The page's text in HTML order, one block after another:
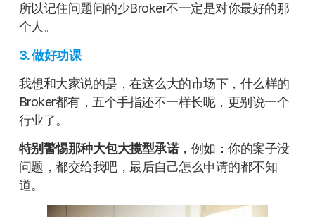
所以记住问题问的少Broker不一定是对你最好的那
个人。
3. 做好功课
我想和大家说的是，在这么大的市场下，什么样的
Broker都有，五个手指还不一样长呢，更别说一个
行业了。
特别警惕那种大包大揽型承诺，例如：你的案子没
问题，都交给我吧，最后自己怎么申请的都不知
道。